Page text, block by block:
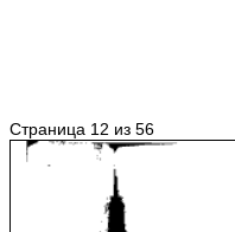
Страница 12 из 56